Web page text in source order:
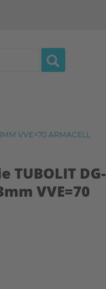
VVE=70 ARMACELL
DG-
VVE=70